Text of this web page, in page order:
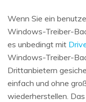
Wenn Sie ein
Windows-Treiber-
es unbedingt mit
Windows-Treiber-
Drittanbietern
einfach und ohne
wiederherstellen.